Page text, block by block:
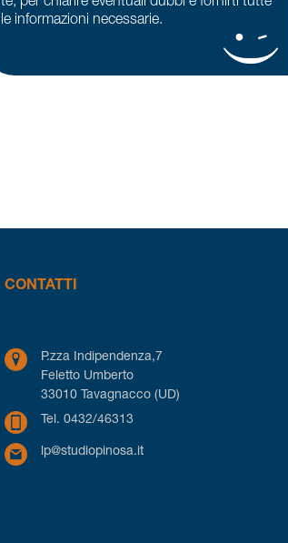
te, per chiarire eventuali dubbi e fornirti tutte
le informazioni necessarie.
CONTATTI
P.zza Indipendenza,7
Feletto Umberto
33010 Tavagnacco (UD)
Tel. 0432/46313
lp@studiopinosa.it